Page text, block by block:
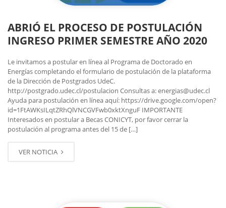
ABRIÓ EL PROCESO DE POSTULACIÓN
INGRESO PRIMER SEMESTRE AÑO 2020
Le invitamos a postular en línea al Programa de Doctorado en
Energías completando el formulario de postulación de la plataforma
de la Dirección de Postgrados UdeC.
http://postgrado.udec.cl/postulacion Consultas a: energias@udec.cl
Ayuda para postulación en línea aquí: https://drive.google.com/open?
id=1FtAWKsILqtZRhQlVNCGVFwb0xktXnguF IMPORTANTE
Interesados en postular a Becas CONICYT, por favor cerrar la
postulación al programa antes del 15 de […]
VER NOTICIA